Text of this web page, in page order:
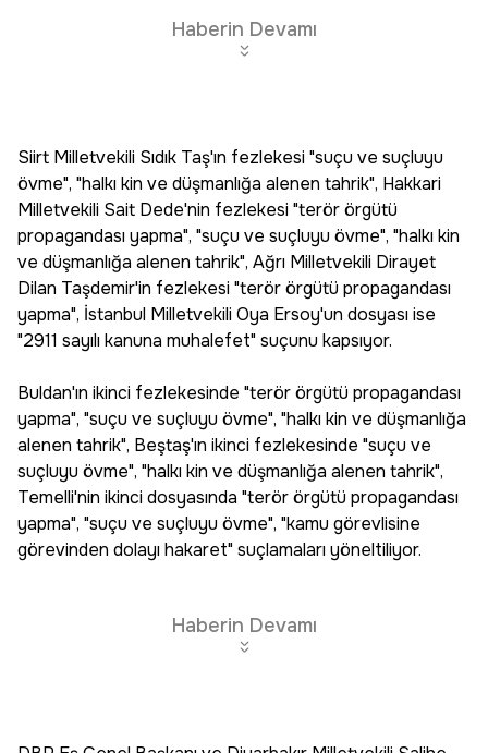
Haberin Devamı
Siirt Milletvekili Sıdık Taş'ın fezlekesi "suçu ve suçluyu
övme", "halkı kin ve düşmanlığa alenen tahrik", Hakkari
Milletvekili Sait Dede'nin fezlekesi "terör örgütü
propagandası yapma", "suçu ve suçluyu övme", "halkı kin
ve düşmanlığa alenen tahrik", Ağrı Milletvekili Dirayet
Dilan Taşdemir'in fezlekesi "terör örgütü propagandası
yapma", İstanbul Milletvekili Oya Ersoy'un dosyası ise
"2911 sayılı kanuna muhalefet" suçunu kapsıyor.
Buldan'ın ikinci fezlekesinde "terör örgütü propagandası
yapma", "suçu ve suçluyu övme", "halkı kin ve düşmanlığa
alenen tahrik", Beştaş'ın ikinci fezlekesinde "suçu ve
suçluyu övme", "halkı kin ve düşmanlığa alenen tahrik",
Temelli'nin ikinci dosyasında "terör örgütü propagandası
yapma", "suçu ve suçluyu övme", "kamu görevlisine
görevinden dolayı hakaret" suçlamaları yöneltiliyor.
Haberin Devamı